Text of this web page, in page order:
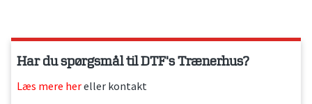
Har du spørgsmål til DTF's Trænerhus?
Læs mere hereller kontakt